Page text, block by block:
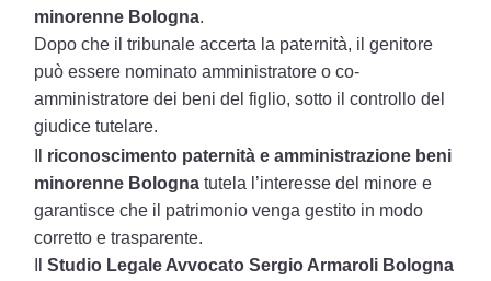
minorenne Bologna.
Dopo che il tribunale accerta la paternità, il genitore
può essere nominato amministratore o co-
amministratore dei beni del figlio, sotto il controllo del
giudice tutelare.
riconoscimento paternità e amministrazione beni
minorenne Bologna tutela l’interesse del minore e
garantisce che il patrimonio venga gestito in modo
corretto e trasparente.
IlStudio Legale Avvocato Sergio Armaroli Bologna